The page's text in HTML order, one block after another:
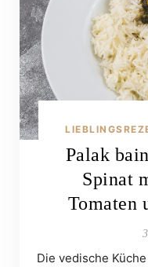
Palak
Spinat
Tomaten
Die vedische